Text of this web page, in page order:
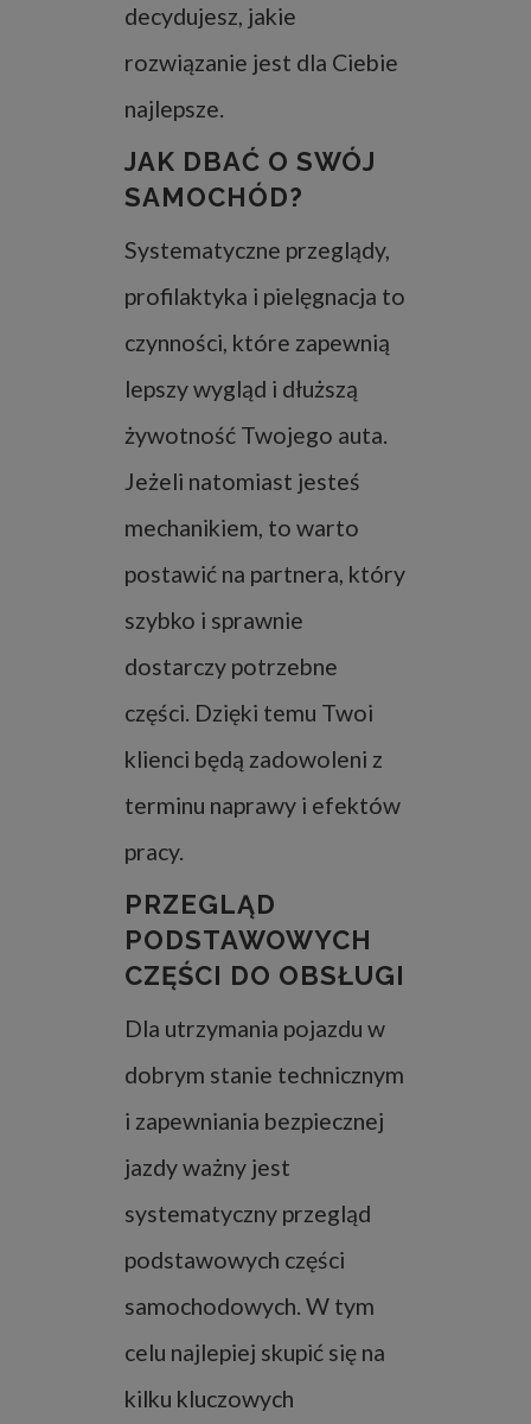
decydujesz, jakie
rozwiązanie jest dla Ciebie
najlepsze.
JAK DBAĆ O SWÓJ
SAMOCHÓD?
Systematyczne przeglądy,
profilaktyka i pielęgnacja to
czynności, które zapewnią
lepszy wygląd i dłuższą
żywotność Twojego auta.
Jeżeli natomiast jesteś
mechanikiem, to warto
postawić na partnera, który
szybko i sprawnie
dostarczy potrzebne
części. Dzięki temu Twoi
klienci będą zadowoleni z
terminu naprawy i efektów
pracy.
PRZEGLĄD
PODSTAWOWYCH
CZĘŚCI DO OBSŁUGI
Dla utrzymania pojazdu w
dobrym stanie technicznym
i zapewniania bezpiecznej
jazdy ważny jest
systematyczny przegląd
podstawowych części
samochodowych. W tym
celu najlepiej skupić się na
kilku kluczowych